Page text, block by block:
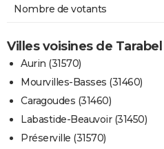
Nombre de votants
Villes voisines de Tarabel
Aurin (31570)
Mourvilles-Basses (31460)
Caragoudes (31460)
Labastide-Beauvoir (31450)
Préserville (31570)